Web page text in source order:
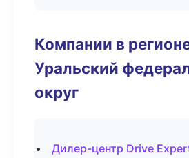
Компании в
Уральский
округ
Дилер-центр Drive